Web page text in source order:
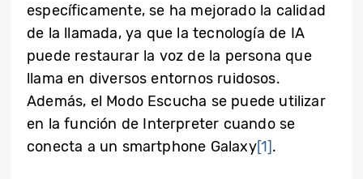
específicamente, se ha mejorado la calidad
de la llamada, ya que la tecnología de IA
puede restaurar la voz de la persona que
llama en diversos entornos ruidosos.
Además, el Modo Escucha se puede utilizar
en la función de Interpreter cuando se
conecta a un smartphone Galaxy[1].